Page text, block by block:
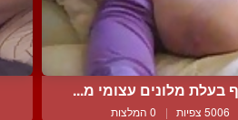
בעלת מלונים עצומי מ...
5006 צפיות | 0 המלצות